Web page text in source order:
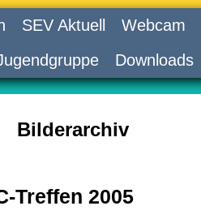
SEV Aktuell Webcam
Downloads
Bilderarchiv
Treffen 2005